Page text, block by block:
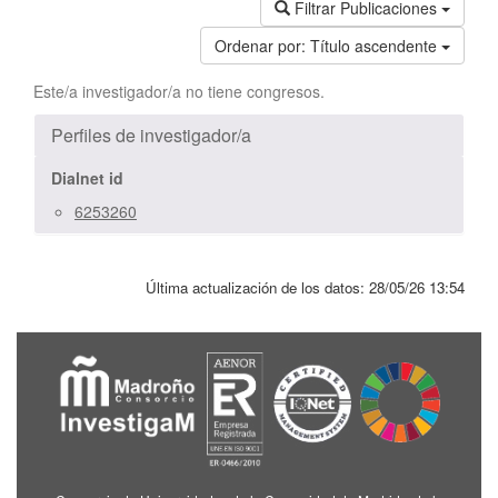
Filtrar Publicaciones
Ordenar por: Título ascendente
Este/a investigador/a no tiene congresos.
Perfiles de investigador/a
Dialnet id
6253260
Última actualización de los datos: 28/05/26 13:54